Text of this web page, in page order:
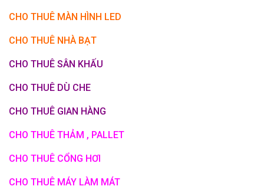
CHO THUÊ MÀN HÌNH LED
CHO THUÊ NHÀ BẠT
CHO THUÊ SÂN KHẤU
CHO THUÊ DÙ CHE
CHO THUÊ GIAN HÀNG
CHO THUÊ THẢM , PALLET
CHO THUÊ CỔNG HƠI
CHO THUÊ MÁY LÀM MÁT